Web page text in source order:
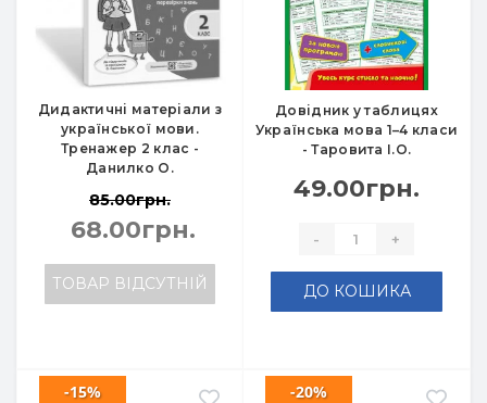
Дидактичні матеріали з
української мови.
Тренажер 2 клас -
Данилко О.
85.00грн.
68.00грн.
ТОВАР ВІДСУТНІЙ
Довідник у таблицях
Українська мова 1–4 класи
- Таровита І.О.
49.00грн.
- +
ДО КОШИКА
-15% -20%